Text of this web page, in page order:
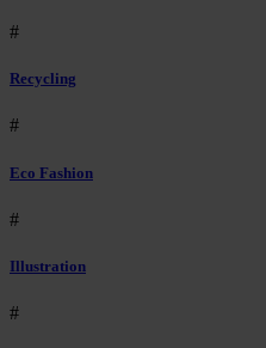
#
Recycling
#
Eco Fashion
#
Illustration
#